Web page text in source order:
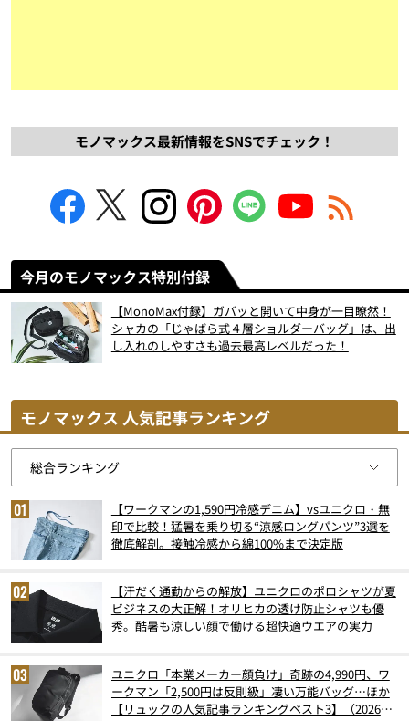
モノマックス最新情報をSNSでチェック！
今月のモノマックス特別付録
【MonoMax付録】ガバッと開いて中身が一目瞭然！
シャカの「じゃばら式４層ショルダーバッグ」は、出
し入れのしやすさも過去最高レベルだった！
モノマックス 人気記事ランキング
【ワークマンの1,590円冷感デニム】vsユニクロ・無
印で比較！猛暑を乗り切る“涼感ロングパンツ”3選を
徹底解剖。接触冷感から綿100%まで決定版
【汗だく通勤からの解放】ユニクロのポロシャツが夏
ビジネスの大正解！オリヒカの透け防止シャツも優
秀。酷暑も涼しい顔で働ける超快適ウエアの実力
ユニクロ「本業メーカー顔負け」奇跡の4,990円、ワ
ークマン「2,500円は反則級」凄い万能バッグ…ほか
【リュックの人気記事ランキングベスト3】（2026年